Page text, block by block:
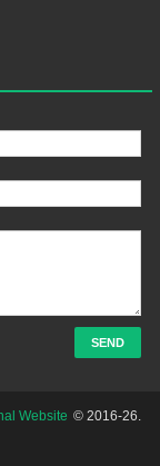
Website © 2016-26.